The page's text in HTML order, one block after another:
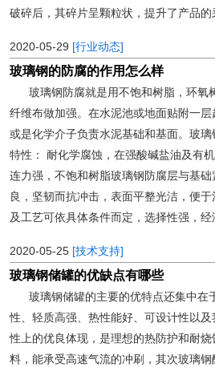
破碎后，其碎片呈颗粒状，提升了产品的
2020-05-29 [行业动态]
玻璃钢的防腐的作用怎么样
玻璃钢防腐就是用不饱和树脂，环氧
纤维布做加强。在水泥池或地面贴附一
或是化学介子负责水泥基础和基面。玻
特性： 耐化学腐蚀，在强酸碱盐油及有
连力强，不饱和树脂玻璃钢防腐层与基
良，坚韧而抗冲击，表面平整光洁，便
及工艺可依具体条件而定，选择性强，经
2020-05-25 [技术支持]
玻璃钢储罐的优缺点有哪些
玻璃钢储罐的主要的优特点还集中在
性、轻质高强、热性能好、可设计性以
性上的优良体现，是理想的热防护和耐
料，能承受高速气流的冲刷，其次玻璃